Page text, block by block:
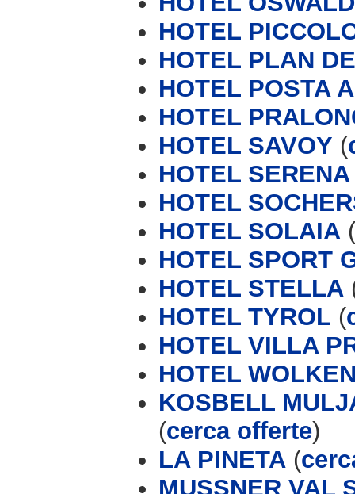
HOTEL
HOTEL PLAN
HOTEL POSTA
HOTEL
HOTEL SAVOY (
HOTEL SERENA
HOTEL
HOTEL SOLAIA (
HOTEL SPORT
HOTEL STELLA
HOTEL TYROL (
HOTEL VILLA
HOTEL
KOSBELL
(cerca offerte)
LA PINETA (
MUSSNER VAL